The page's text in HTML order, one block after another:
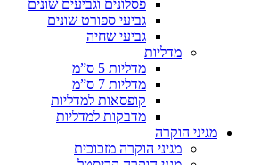
פסלונים וגביעים שונים
גביעי ספורט שונים
גביעי שחיה
מדליות
מדליות 5 ס”מ
מדליות 7 ס”מ
קופסאות למדליות
מדבקות למדליות
מגיני הוקרה
מגיני הוקרה מזכוכית